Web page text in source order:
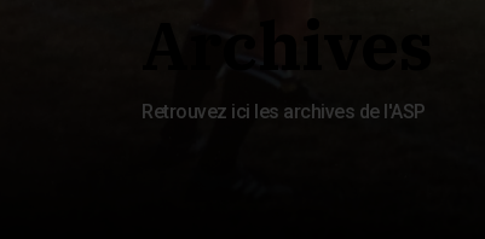
Archives
Retrouvez ici les archives de l'ASP